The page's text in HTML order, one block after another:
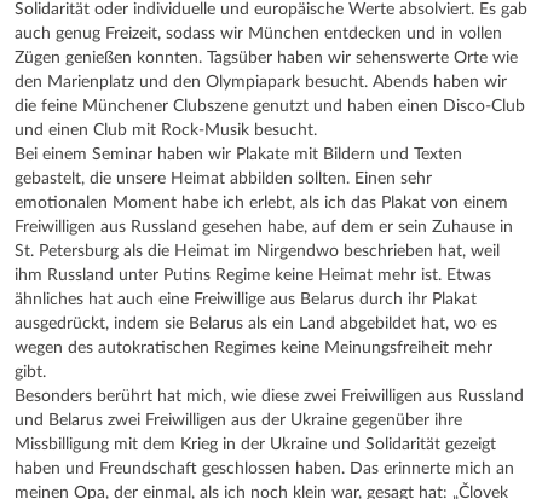
Solidarität oder individuelle und europäische Werte absolviert. Es gab
auch genug Freizeit, sodass wir München entdecken und in vollen
Zügen genießen konnten. Tagsüber haben wir sehenswerte Orte wie
den Marienplatz und den Olympiapark besucht. Abends haben wir
die feine Münchener Clubszene genutzt und haben einen Disco-Club
und einen Club mit Rock-Musik besucht.
Bei einem Seminar haben wir Plakate mit Bildern und Texten
gebastelt, die unsere Heimat abbilden sollten. Einen sehr
emotionalen Moment habe ich erlebt, als ich das Plakat von einem
Freiwilligen aus Russland gesehen habe, auf dem er sein Zuhause in
St. Petersburg als die Heimat im Nirgendwo beschrieben hat, weil
ihm Russland unter Putins Regime keine Heimat mehr ist. Etwas
ähnliches hat auch eine Freiwillige aus Belarus durch ihr Plakat
ausgedrückt, indem sie Belarus als ein Land abgebildet hat, wo es
wegen des autokratischen Regimes keine Meinungsfreiheit mehr
gibt.
Besonders berührt hat mich, wie diese zwei Freiwilligen aus Russland
und Belarus zwei Freiwilligen aus der Ukraine gegenüber ihre
Missbilligung mit dem Krieg in der Ukraine und Solidarität gezeigt
haben und Freundschaft geschlossen haben. Das erinnerte mich an
meinen Opa, der einmal, als ich noch klein war, gesagt hat: „Človek